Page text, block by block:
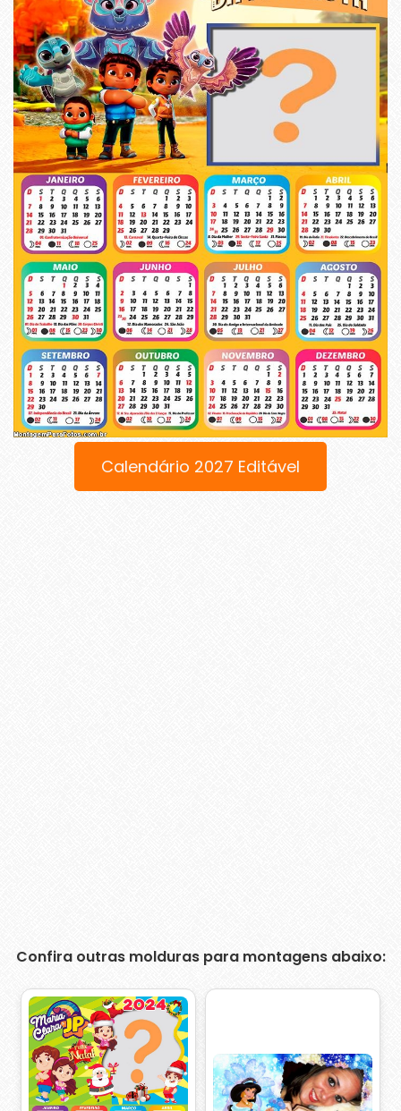
Calendário 2027 Editável
Confira outras molduras para montagens abaixo: